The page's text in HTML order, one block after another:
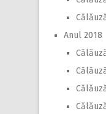
Anul 2018